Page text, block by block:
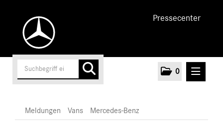
Pressecenter
0
Meldungen Vans Mercedes-Benz